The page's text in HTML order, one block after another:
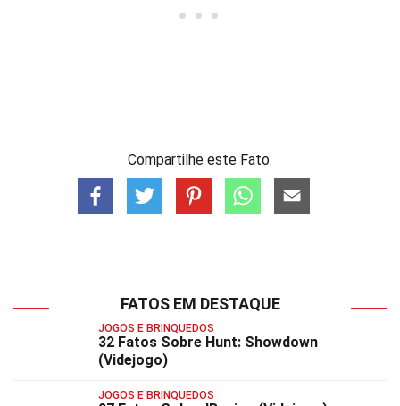
Compartilhe este Fato:
FATOS EM DESTAQUE
JOGOS E BRINQUEDOS
32 Fatos Sobre Hunt: Showdown
(Videjogo)
JOGOS E BRINQUEDOS